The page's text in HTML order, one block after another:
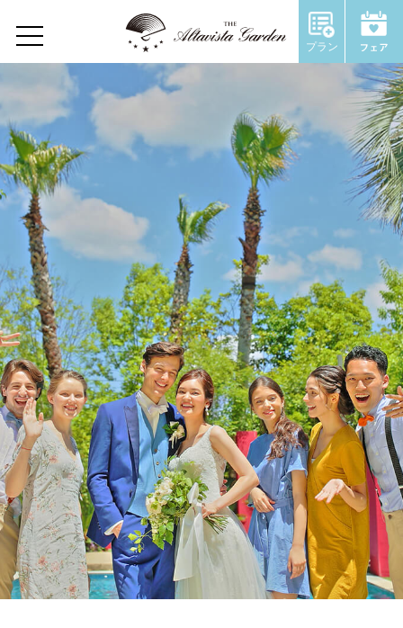
プラン
Home
Concept
Restaurant
Wedding
ウェディングトップ
コンセプト
施設のご紹介
Chapel
Banquet
Food
Movie
これから挙式をお考えの方へ
Wedding Report